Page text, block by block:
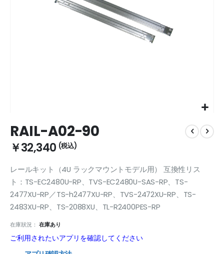
to
the
beginning
the
images
gallery
RAIL-A02-90
￥32,340
レールキット（4U ラックマウントモデル用） 互換性リス
ト：TS-EC2480U-RP、TVS-EC2480U-SAS-RP、TS-
2477XU-RP／TS-h2477XU-RP、TVS-2472XU-RP、TS-
2483XU-RP、TS-2088XU、TL-R2400PES-RP
在庫狀況： 在庫あり
ご利用されたいアプリを確認してください